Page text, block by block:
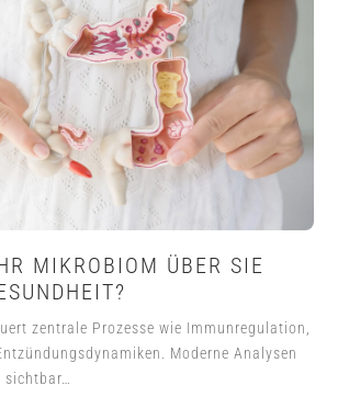
MIKROBIOM ÜBER SIE
zentrale Prozesse wie Immunregulation,
Moderne Analysen